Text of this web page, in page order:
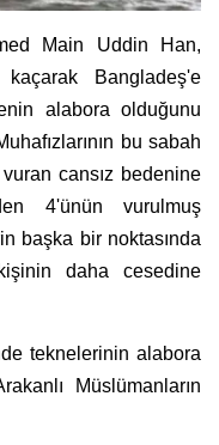
Main Uddin Han,
Bangladeş'e
alabora olduğunu
bu sabah
cansız bedenine
4'ünün vurulmuş
başka bir noktasında
daha cesedine
teknelerinin alabora
Müslümanların